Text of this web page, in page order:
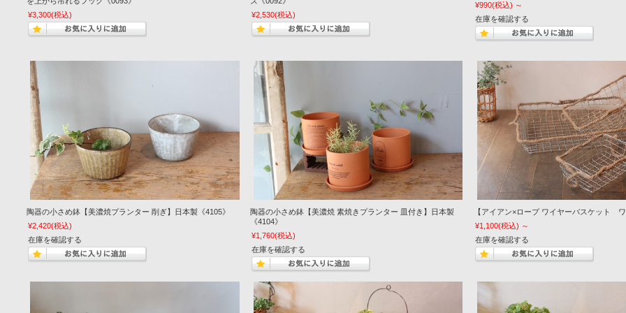
¥3,300(税込)
¥2,530(税込)
¥990(税込) ～
在庫を確認する
陶器の小さめ鉢【美濃焼プランター 削ぎ】日本製《4105》
¥2,420(税込)
在庫を確認する
陶器の小さめ鉢【美濃焼 素焼きプランター 皿付き】日本製
《4104》
¥1,760(税込)
在庫を確認する
【アイアン×ロープ ワイヤーバスケット
¥1,100(税込) ～
在庫を確認する